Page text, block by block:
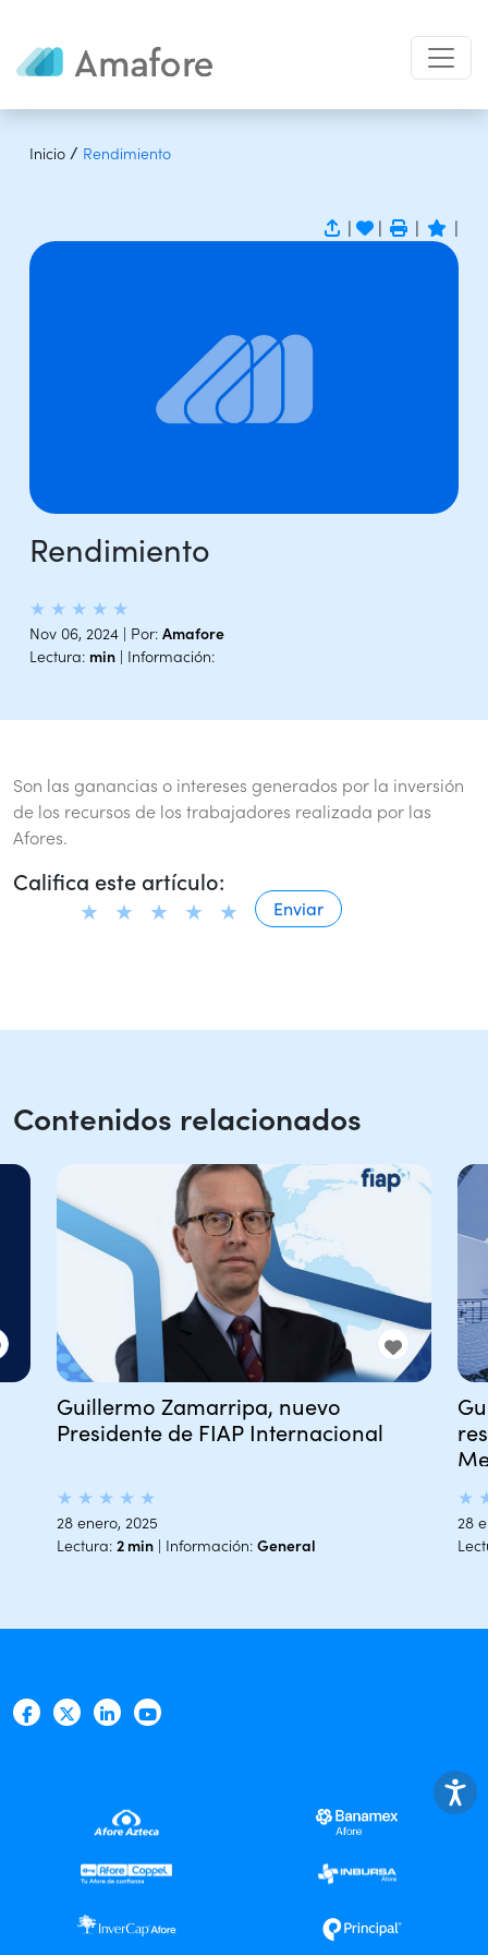
Inicio / Rendimiento
| | | |
Rendimiento
★ ★ ★ ★ ★
Nov 06, 2024 | Por: Amafore
Lectura: min | Información:
Son las ganancias o intereses generados por la inversión
de los recursos de los trabajadores realizada por las
Afores.
Califica este artículo:
Contenidos relacionados
Guillermo Zamarripa, nuevo
Presidente de FIAP Internacional
★ ★ ★ ★ ★
28 enero, 2025
Lectura: 2 min | Información: General
★
28